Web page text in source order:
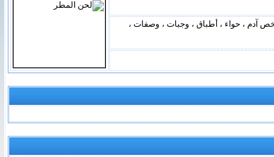
آدم ، حواء ، أطباق ، وجبات ، وصفات ،